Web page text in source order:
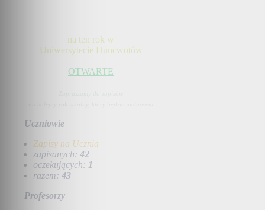
na ten rok w
Uniwersytecie Huncwotów
OTWARTE
Uczniowie
Zapisy na Ucznia
zapisanych: 42
oczekujących: 1
razem: 43
Profesorzy